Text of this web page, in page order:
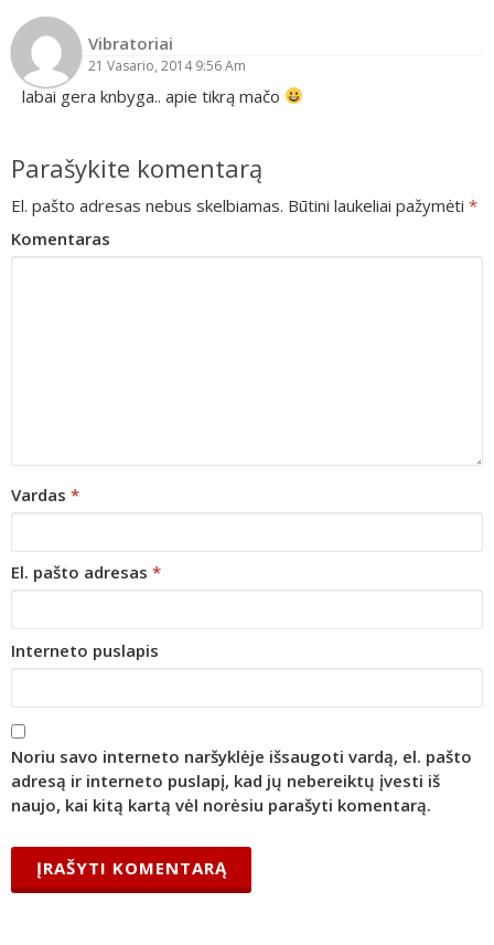
Vibratoriai
21 Vasario, 2014 9:56 Am
labai gera knbyga.. apie tikrą mačo
Parašykite komentarą
El. pašto adresas nebus skelbiamas. Būtini laukeliai pažymėti *
Komentaras
Vardas *
El. pašto adresas *
Interneto puslapis
Noriu savo interneto naršyklėje išsaugoti vardą, el. pašto
adresą ir interneto puslapį, kad jų nebereiktų įvesti iš
naujo, kai kitą kartą vėl norėsiu parašyti komentarą.